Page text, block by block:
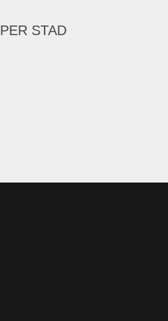
PER STAD